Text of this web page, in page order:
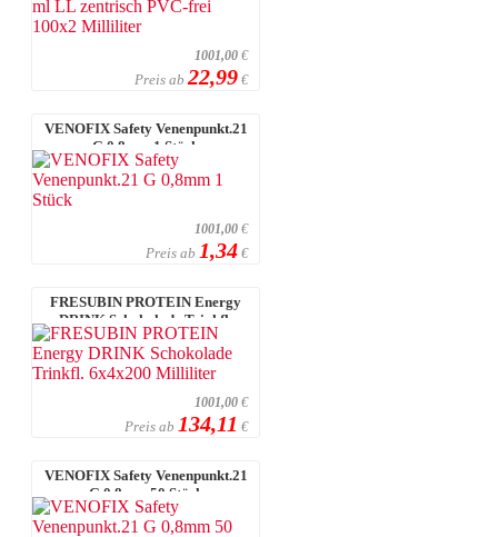
1001,00 €
Preis ab 22,99 €
VENOFIX Safety Venenpunkt.21
G 0,8mm 1 Stück
1001,00 €
Preis ab 1,34 €
FRESUBIN PROTEIN Energy
DRINK Schokolade Trinkfl.
6x4x200 Millil ...
1001,00 €
Preis ab 134,11 €
VENOFIX Safety Venenpunkt.21
G 0,8mm 50 Stück